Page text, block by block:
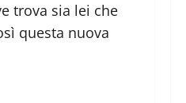
trova sia lei che
questa nuova